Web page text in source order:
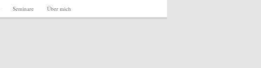
Seminare Über mich